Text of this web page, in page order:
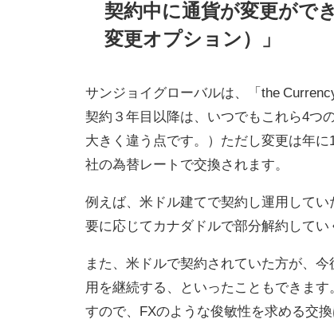
契約中に通貨が変更がで
変更オプション）」
サンジョイグローバルは、「the
契約３年目以降は、いつでもこれら4つ
大きく違う点です。）ただし変更は年
社の為替レートで交換されます。
例えば、米ドル建てで契約し運用して
要に応じてカナダドルで部分解約してい
また、米ドルで契約されていた方が、
用を継続する、といったこともできま
すので、FXのような俊敏性を求める交